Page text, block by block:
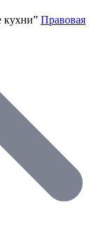
кухни” Правовая